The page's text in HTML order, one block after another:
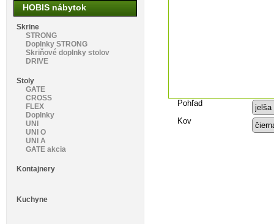
Pohľad
Kov
HOBIS nábytok
Skrine
STRONG
Doplnky STRONG
Skriňové doplnky stolov
DRIVE
Stoly
GATE
CROSS
FLEX
Doplnky
UNI
UNI O
UNI A
GATE akcia
Kontajnery
Kuchyne